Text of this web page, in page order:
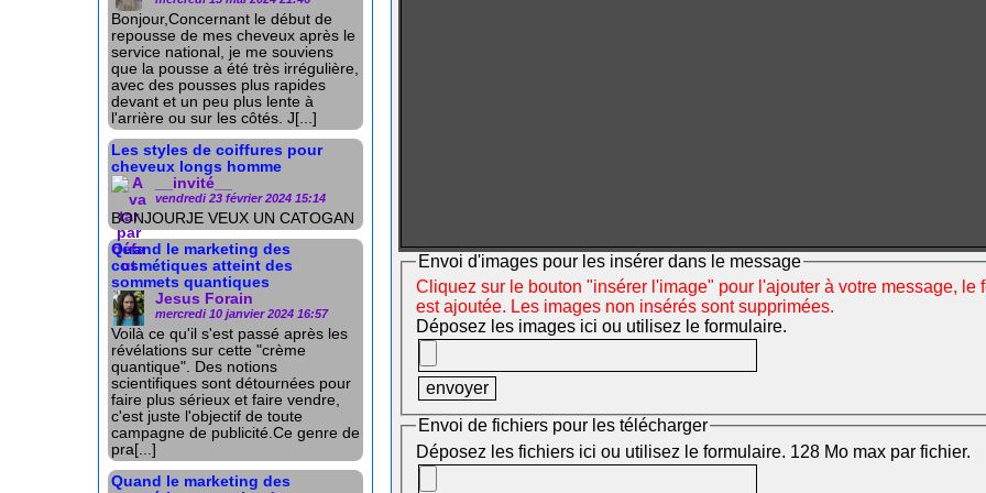
Bonjour,Concernant le début de
repousse de mes cheveux après le
service national, je me souviens
que la pousse a été très irrégulière,
avec des pousses plus rapides
devant et un peu plus lente à
l'arrière ou sur les côtés. J[...]
Les styles de coiffures pour
cheveux longs homme
__invité__
vendredi 23 février 2024 15:14
BONJOURJE VEUX UN CATOGAN
Quand le marketing des
cosmétiques atteint des
sommets quantiques
Jesus Forain
mercredi 10 janvier 2024 16:57
Voilà ce qu'il s'est passé après les
révélations sur cette "crème
quantique". Des notions
scientifiques sont détournées pour
faire plus sérieux et faire vendre,
c'est juste l'objectif de toute
campagne de publicité.Ce genre de
pra[...]
Quand le marketing des
Envoi d'images pour les insérer dans le message
Cliquez sur le bouton "insérer l'image" pour l'ajouter à votre message,
est ajoutée. Les images non insérés sont supprimées.
Déposez les images ici ou utilisez le formulaire.
Envoi de fichiers pour les télécharger
Déposez les fichiers ici ou utilisez le formulaire. 128 Mo max par fichier.